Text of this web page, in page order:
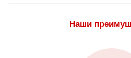
Наши